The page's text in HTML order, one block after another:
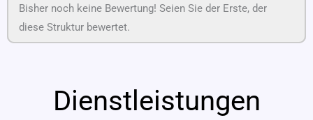
Bisher noch keine Bewertung! Seien Sie der Erste, der
diese Struktur bewertet.
Dienstleistungen